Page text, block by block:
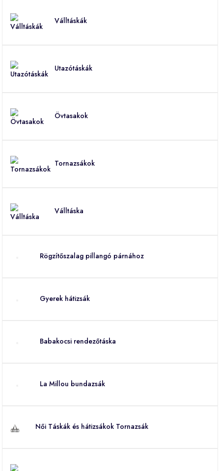
Válltáskák
Utazótáskák
Övtasakok
Tornazsákok
Válltáska
Rögzítőszalag pillangó párnához
Gyerek hátizsák
Babakocsi rendezőtáska
La Millou bundazsák
Női Táskák és hátizsákok Tornazsák